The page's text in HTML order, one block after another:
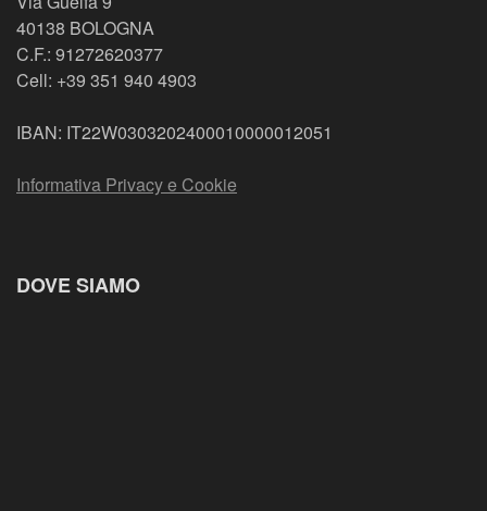
40138 BOLOGNA
C.F.: 91272620377
Cell: +39 351 940 4903
IBAN: IT22W0303202400010000012051
Informativa Privacy e Cookie
DOVE SIAMO